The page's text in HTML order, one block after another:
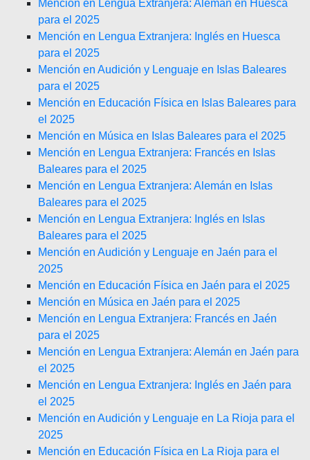
Mención en Lengua Extranjera: Alemán en Huesca
para el 2025
Mención en Lengua Extranjera: Inglés en Huesca
para el 2025
Mención en Audición y Lenguaje en Islas Baleares
para el 2025
Mención en Educación Física en Islas Baleares para
el 2025
Mención en Música en Islas Baleares para el 2025
Mención en Lengua Extranjera: Francés en Islas
Baleares para el 2025
Mención en Lengua Extranjera: Alemán en Islas
Baleares para el 2025
Mención en Lengua Extranjera: Inglés en Islas
Baleares para el 2025
Mención en Audición y Lenguaje en Jaén para el
2025
Mención en Educación Física en Jaén para el 2025
Mención en Música en Jaén para el 2025
Mención en Lengua Extranjera: Francés en Jaén
para el 2025
Mención en Lengua Extranjera: Alemán en Jaén para
el 2025
Mención en Lengua Extranjera: Inglés en Jaén para
el 2025
Mención en Audición y Lenguaje en La Rioja para el
2025
Mención en Educación Física en La Rioja para el